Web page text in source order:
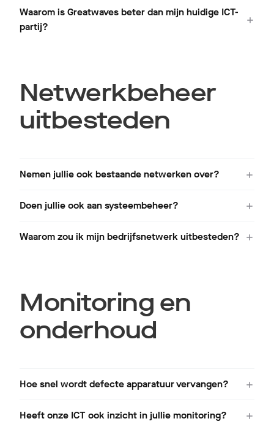
Waarom is Greatwaves beter dan mijn huidige ICT-
partij?
Netwerkbeheer
uitbesteden
Nemen jullie ook bestaande netwerken over?
Doen jullie ook aan systeembeheer?
Waarom zou ik mijn bedrijfsnetwerk uitbesteden?
Monitoring en
onderhoud
Hoe snel wordt defecte apparatuur vervangen?
Heeft onze ICT ook inzicht in jullie monitoring?